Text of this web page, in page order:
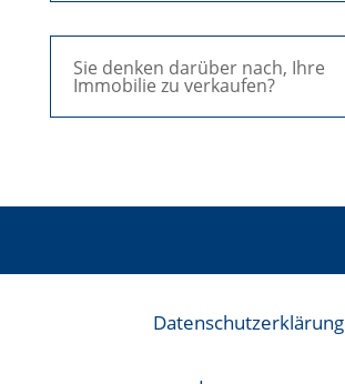
Sie denken darüber nach, Ihre
Immobilie zu verkaufen?
Datenschutzerklärung